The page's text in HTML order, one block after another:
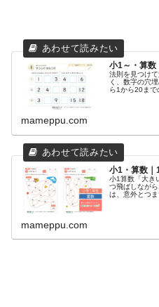
小1～・算数
法則を見つけ
く、数字の穴
ら1から20まで
mameppu.com
小1・算数｜
小1算数「大き
つ飛ばしなが
は、意外とつ
mameppu.com